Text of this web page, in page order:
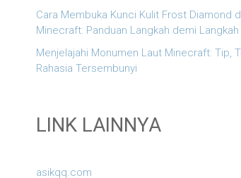
Cara Membuka Kunci Kulit Frost Diamond
Minecraft: Panduan Langkah demi Langkah
Menjelajahi Monumen Laut Minecraft: Tip,
Rahasia Tersembunyi
LINK LAINNYA
asikqq.com